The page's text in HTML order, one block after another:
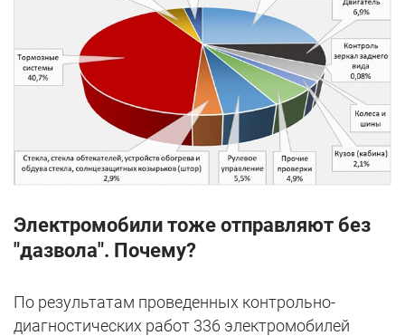
Электромобили тоже отправляют без
"дазвола". Почему?
По результатам проведенных контрольно-
диагностических работ 336 электромобилей